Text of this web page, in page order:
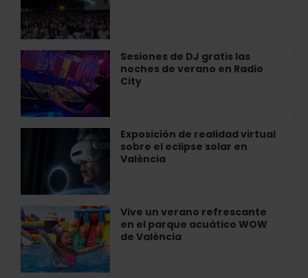
Indiano
de
verano
en
València
2026:
cartelera
y
espacios
Sesiones de DJ gratis las
noches de verano en Radio
City
Sesiones
de
DJ
gratis
las
noches
Exposición de realidad virtual
sobre el eclipse solar en
València
realidad
virtual
sobre
el
eclipse
solar
en
València
Vive un verano refrescante
en el parque acuático WOW
de València
Vive
un
verano
refrescante
en